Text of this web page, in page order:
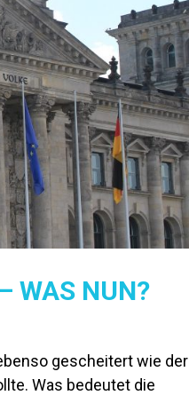
WAS NUN?
gescheitert wie der
Was bedeutet die